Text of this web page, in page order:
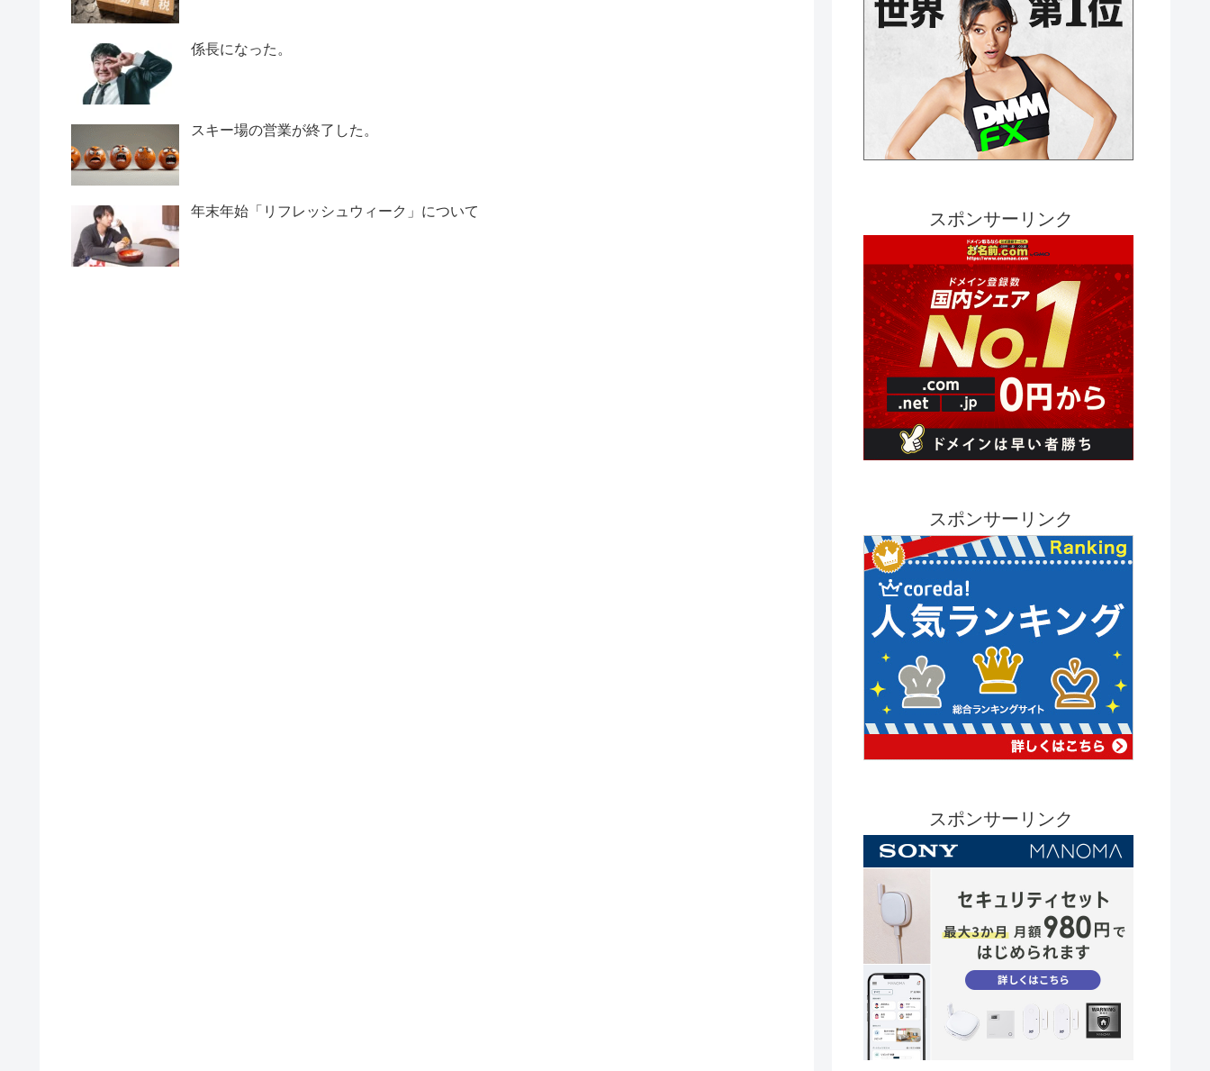
係長になった。
スキー場の営業が終了した。
年末年始「リフレッシュウィーク」について スポンサーリンク
スポンサーリンク
スポンサーリンク